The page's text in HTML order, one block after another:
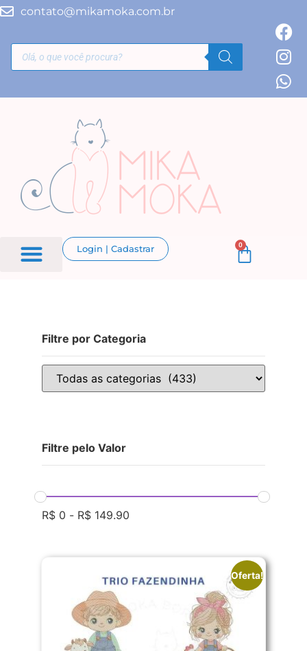
contato@mikamoka.com.br
Login | Cadastrar 0
Filtre por Categoria
Filtre pelo Valor
R$ 0 - R$ 149.90
Oferta!